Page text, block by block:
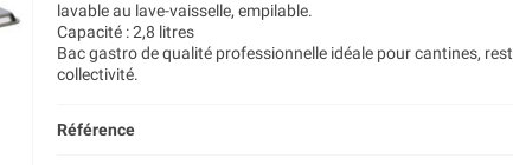
lavable au lave-vaisselle, empilable.
Capacité : 2,8 litres
Bac gastro de qualité professionnelle idéale pour cantines,
collectivité.
Référence